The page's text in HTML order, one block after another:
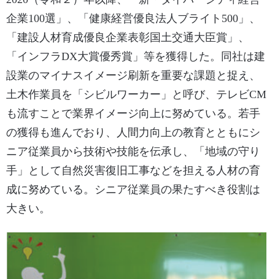
企業100選」、「健康経営優良法人ブライト500」、
「建設人材育成優良企業表彰国土交通大臣賞」、
「インフラDX大賞優秀賞」等を獲得した。同社は建
設業のマイナスイメージ刷新を重要な課題と捉え、
土木作業員を「シビルワーカー」と呼び、テレビCM
も流すことで業界イメージ向上に努めている。若手
の獲得も進んでおり、人間力向上の教育とともにシ
ニア従業員から技術や技能を伝承し、「地域の守り
手」として自然災害復旧工事などを担える人材の育
成に努めている。シニア従業員の果たすべき役割は
大きい。